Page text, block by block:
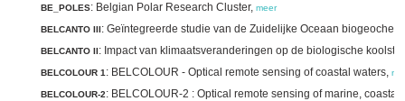
BE_POLES: Belgian Polar Research Cluster, meer
BELCANTO III: Geïntegreerde studie van de Zuidelijke Oceaan
BELCANTO II: Impact van klimaatsveranderingen op de biologische
BELCOLOUR 1 : BELCOLOUR - Optical remote sensing of coastal waters,
BELCOLOUR-2: BELCOLOUR-2 : Optical remote sensing of marine,